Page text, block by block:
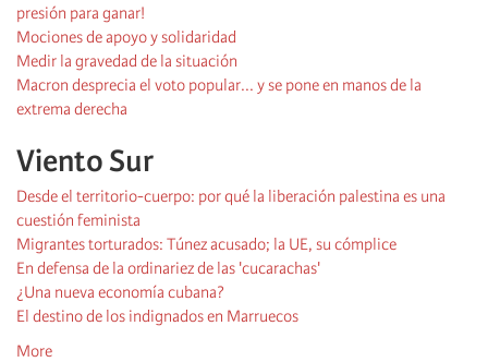
presión para ganar!
Mociones de apoyo y solidaridad
Medir la gravedad de la situación
Macron desprecia el voto popular... y se pone en manos de la
extrema derecha
Viento Sur
Desde el territorio-cuerpo: por qué la liberación palestina es una
cuestión feminista
Migrantes torturados: Túnez acusado; la UE, su cómplice
En defensa de la ordinariez de las 'cucarachas'
¿Una nueva economía cubana?
El destino de los indignados en Marruecos
More